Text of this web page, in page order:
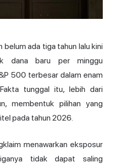
belum ada tiga tahun lalu kini
dana baru per minggu
500 terbesar dalam enam
tunggal itu, lebih dari
membentuk pilihan yang
pada tahun 2026.
menawarkan eksposur
tidak dapat saling